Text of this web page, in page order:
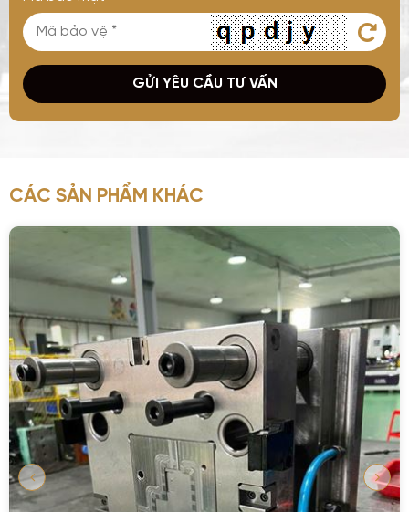
GỬI YÊU CẦU
GỬI YÊU CẦU TƯ VẤN
CÁC SẢN PHẨM KHÁC